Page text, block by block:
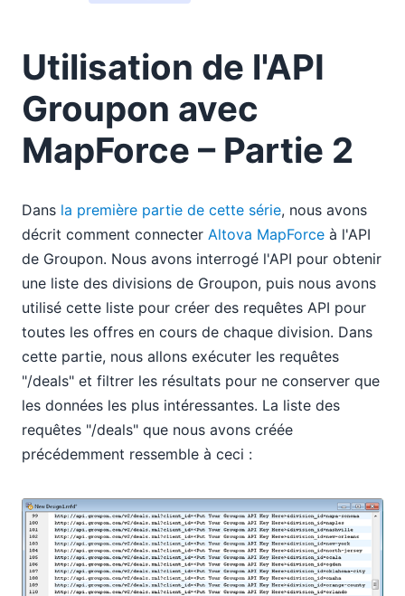
Utilisation de l'API
Groupon avec
MapForce – Partie 2
Dans la première partie de cette série, nous avons
décrit comment connecter Altova MapForce à l'API
de Groupon. Nous avons interrogé l'API pour obtenir
une liste des divisions de Groupon, puis nous avons
utilisé cette liste pour créer des requêtes API pour
toutes les offres en cours de chaque division. Dans
cette partie, nous allons exécuter les requêtes
"/deals" et filtrer les résultats pour ne conserver que
les données les plus intéressantes. La liste des
requêtes "/deals" que nous avons créée
précédemment ressemble à ceci :